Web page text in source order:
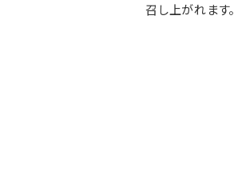
召し上がれます。